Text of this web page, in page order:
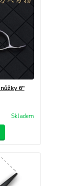
6"
Skladem